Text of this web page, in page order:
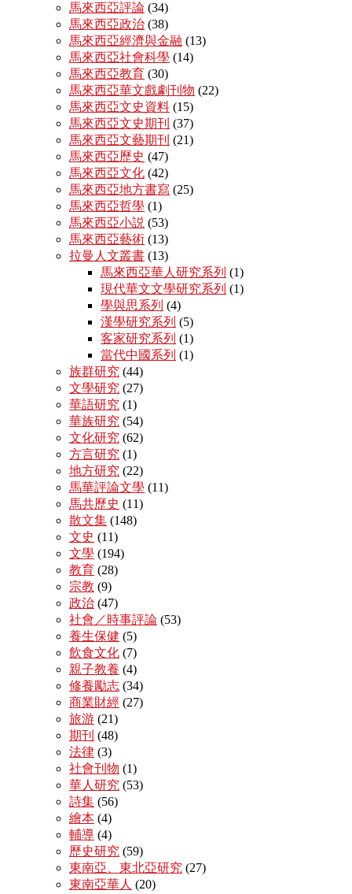
馬來西亞評論 (34)
馬來西亞政治 (38)
馬來西亞經濟與金融 (13)
馬來西亞社會科學 (14)
馬來西亞教育 (30)
馬來西亞華文戲劇刊物 (22)
馬來西亞文史資料 (15)
馬來西亞文史期刊 (37)
馬來西亞文藝期刊 (21)
馬來西亞歷史 (47)
馬來西亞文化 (42)
馬來西亞地方書寫 (25)
馬來西亞哲學 (1)
馬來西亞小説 (53)
馬來西亞藝術 (13)
拉曼人文叢書 (13)
馬來西亞華人研究系列 (1)
現代華文文學研究系列 (1)
學與思系列 (4)
漢學研究系列 (5)
客家研究系列 (1)
當代中國系列 (1)
族群研究 (44)
文學研究 (27)
華語研究 (1)
華族研究 (54)
文化研究 (62)
方言研究 (1)
地方研究 (22)
馬華評論文學 (11)
馬共歷史 (11)
散文集 (148)
文史 (11)
文學 (194)
教育 (28)
宗教 (9)
政治 (47)
社會／時事評論 (53)
養生保健 (5)
飲食文化 (7)
親子教養 (4)
修養勵志 (34)
商業財經 (27)
旅游 (21)
期刊 (48)
法律 (3)
社會刊物 (1)
華人研究 (53)
詩集 (56)
繪本 (4)
輔導 (4)
歷史研究 (59)
東南亞、東北亞研究 (27)
東南亞華人 (20)